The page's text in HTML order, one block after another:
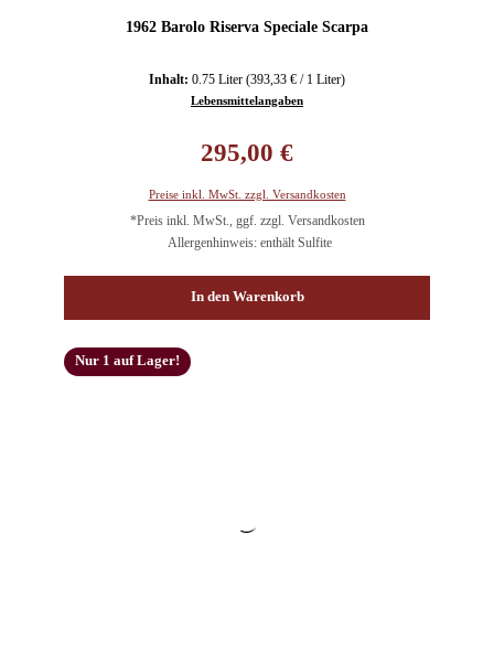
1962 Barolo Riserva Speciale Scarpa
Inhalt: 0.75 Liter (393,33 € / 1 Liter)
Lebensmittelangaben
295,00 €
Preise inkl. MwSt. zzgl. Versandkosten
*Preis inkl. MwSt., ggf. zzgl. Versandkosten
Allergenhinweis: enthält Sulfite
In den Warenkorb
Nur 1 auf Lager!